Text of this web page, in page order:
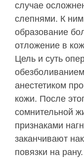
случае
слепнями. К
образование
отложение в
Цель и суть
анестетиком
кожи. После
сомнительной
признаками
заканчивают
повязки на рану.